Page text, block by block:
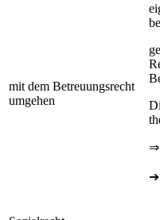
mit dem Betreuungsrecht
umgehen
⇒
➔